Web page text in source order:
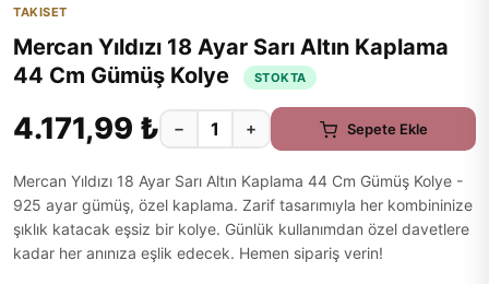
TAKISET
Mercan Yıldızı 18 Ayar Sarı Altın Kaplama
44 Cm Gümüş Kolye
STOKTA
4.171,99 ₺ − + Sepete Ekle
Mercan Yıldızı 18 Ayar Sarı Altın Kaplama 44 Cm Gümüş Kolye -
925 ayar gümüş, özel kaplama. Zarif tasarımıyla her kombininize
şıklık katacak eşsiz bir kolye. Günlük kullanımdan özel davetlere
kadar her anınıza eşlik edecek. Hemen sipariş verin!